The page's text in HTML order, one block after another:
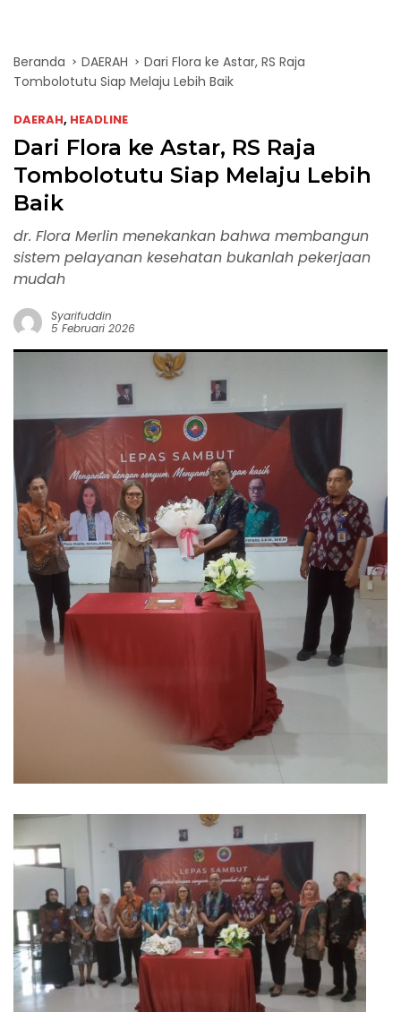
Beranda DAERAH
Dari Flora ke Astar, RS Raja
Tombolotutu Siap Melaju Lebih Baik
DAERAH, HEADLINE
Dari Flora ke Astar, RS Raja
Tombolotutu Siap Melaju Lebih
Baik
dr. Flora Merlin menekankan bahwa membangun
sistem pelayanan kesehatan bukanlah pekerjaan
mudah
Syarifuddin
5 Februari 2026